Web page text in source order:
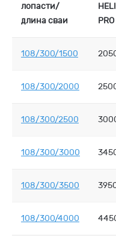
лопасти/
длина сваи
PRO
108/300/1500
108/300/2000
108/300/2500
108/300/3000
108/300/3500
108/300/4000